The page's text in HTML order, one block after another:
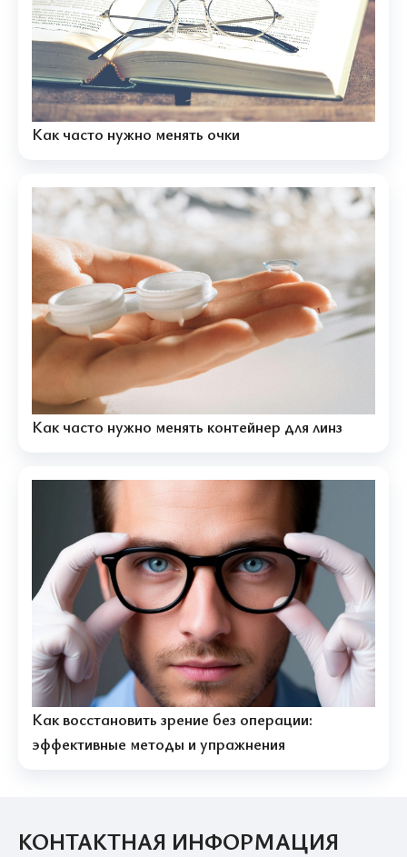
Как часто нужно менять очки
Как часто нужно менять контейнер для линз
Как восстановить зрение без операции:
эффективные методы и упражнения
КОНТАКТНАЯ ИНФОРМАЦИЯ